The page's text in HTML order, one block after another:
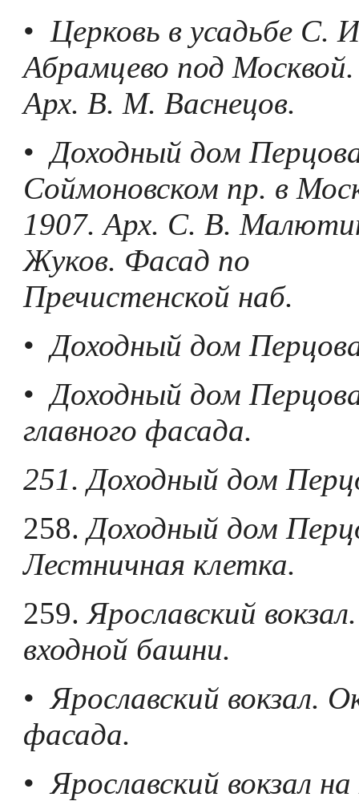
• Церковь в усадьбе С.
Абрамцево под
Арх. В. М. Васнецов.
•Доходный дом
Соймоновском пр. в
1907. Арх. С. В.
Жуков. Фасад по
Пречистенской наб.
•Доходный дом
•Доходный дом
главного фасада.
251. Доходный дом
258.Доходный дом
Лестничная клетка.
259.Ярославский
входной башни.
•Ярославский вокзал.
фасада.
•Ярославский вокзал